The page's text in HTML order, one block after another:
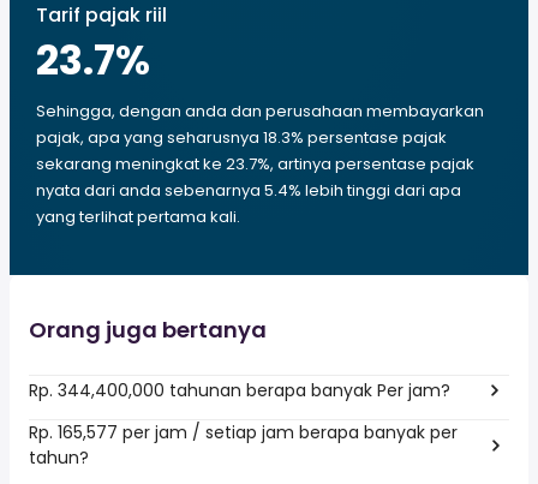
Tarif pajak riil
23.7%
Sehingga, dengan anda dan perusahaan membayarkan
pajak, apa yang seharusnya 18.3% persentase pajak
sekarang meningkat ke 23.7%, artinya persentase pajak
nyata dari anda sebenarnya 5.4% lebih tinggi dari apa
yang terlihat pertama kali.
Orang juga bertanya
Rp. 344,400,000 tahunan berapa banyak Per jam?
Rp. 165,577 per jam / setiap jam berapa banyak per
tahun?